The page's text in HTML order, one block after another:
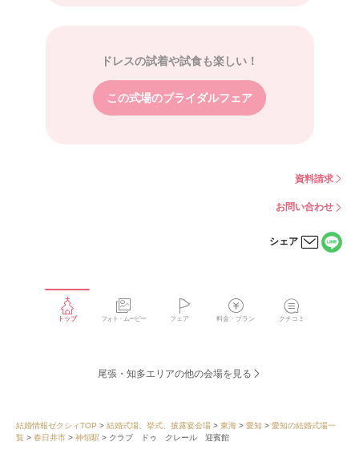
ドレスの試着や試食も楽しい！
この式場のブライダルフェア
資料請求
お問い合わせ
シェア
る
トップ フォト・ムービー フェア 料金・プラン クチコミ
尾張・知多エリアの他の会場を見る
結婚情報ゼクシィTOP 結婚式場、挙式、披露宴会場 東海 愛知
愛知の結婚式場一
覧
春日井市 神領駅 クラブ ドゥ クレール 迎賓館